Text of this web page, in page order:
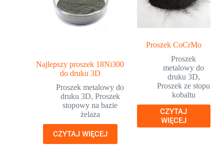
Najlepszy proszek 18Ni300
do druku 3D
Proszek metalowy do
druku 3D, Proszek
stopowy na bazie
żelaza
CZYTAJ WIĘCEJ
Proszek CoCrMo
Proszek
metalowy do
druku 3D,
Proszek ze stopu
kobaltu
CZYTAJ
WIĘCEJ